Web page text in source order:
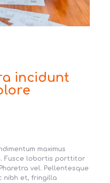
incidunt
maximus
Fusce lobortis porttitor
vel. Pellentesque
nibh et, fringilla